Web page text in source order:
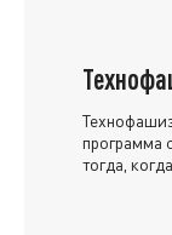
программа
тогда,